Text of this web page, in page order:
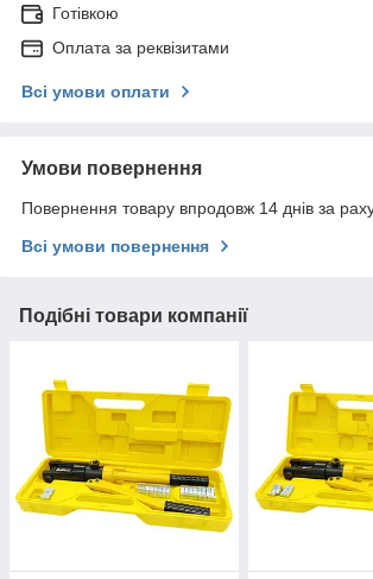
Готівкою
Оплата за реквізитами
Всі умови оплати
Умови повернення
Повернення товару впродовж 14 днів за
Всі умови повернення
Подібні товари компанії